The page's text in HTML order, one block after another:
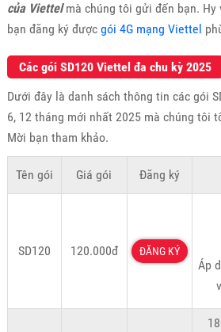
của Viettelmà chúng tôi gửi đến bạn. Hy
bạn đăng ký được gói 4G mạng Viettel
Các gói SD120 Viettel đa chu kỳ 2025
Dưới đây là danh sách thông tin các gói
6, 12 tháng mới nhất 2025 mà chúng tôi
Mời bạn tham khảo.
Tên gói Giá gói Đăng ký
SD120 120.000đ ĐĂNG KÝ
Áp